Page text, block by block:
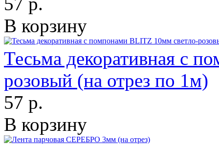
В корзину
Тесьма декоративная с
розовый (на отрез по 1м)
57 р.
В корзину